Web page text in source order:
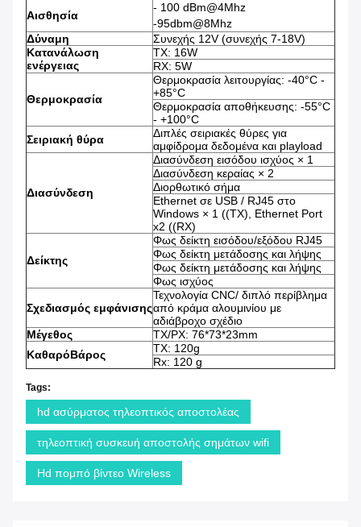
Αισθησία
- 100 dBm@4Mhz
-95dbm@8Mhz
Δύναμη
Συνεχής 12V (συνεχής 7-18V)
Κατανάλωση
ενέργειας
TX: 16W
RX: 5W
Θερμοκρασία
Θερμοκρασία λειτουργίας: -40°C -
+85°C
Θερμοκρασία αποθήκευσης: -55°C
- +100°C
Σειριακή θύρα
Διπλές σειριακές θύρες για
αμφίδρομα δεδομένα και playload
Διασύνδεση
Διασύνδεση εισόδου ισχύος × 1
Διασύνδεση κεραίας × 2
Διορθωτικό σήμα
Ethernet σε USB / RJ45 στο
Windows × 1 ((TX), Ethernet Port
x2 ((RX)
Δείκτης
Φως δείκτη εισόδου/εξόδου RJ45
Φως δείκτη μετάδοσης και λήψης
Φως δείκτη μετάδοσης και λήψης
Φως ισχύος
Σχεδιασμός εμφάνισης
Τεχνολογία CNC/ διπλό περίβλημα
από κράμα αλουμινίου με
αδιάβροχο σχέδιο
Μέγεθος
ΤΧ/ΡΧ: 76*73*23mm
ΚαθαρόΒάρος
TX: 120g
Rx: 120 g
Tags:
hd ασύρματος τηλεοπτικός αποστολέας
τηλεοπτική συσκευή αποστολής σημάτων wifi
Hd πομπό βίντεο Wireless